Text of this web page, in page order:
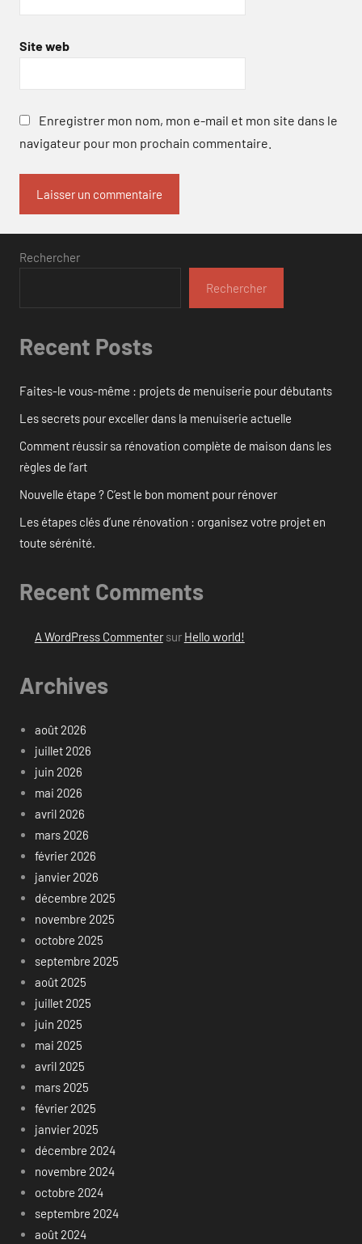
Site web
Enregistrer mon nom, mon e-mail et mon site dans le
navigateur pour mon prochain commentaire.
Rechercher
Rechercher
Recent Posts
Faites-le vous-même : projets de menuiserie pour débutants
Les secrets pour exceller dans la menuiserie actuelle
Comment réussir sa rénovation complète de maison dans les
règles de l’art
Nouvelle étape ? C’est le bon moment pour rénover
Les étapes clés d’une rénovation : organisez votre projet en
toute sérénité.
Recent Comments
A WordPress Commentersur Hello world!
Archives
août 2026
juillet 2026
juin 2026
mai 2026
avril 2026
mars 2026
février 2026
janvier 2026
décembre 2025
novembre 2025
octobre 2025
septembre 2025
août 2025
juillet 2025
juin 2025
mai 2025
avril 2025
mars 2025
février 2025
janvier 2025
décembre 2024
novembre 2024
octobre 2024
septembre 2024
août 2024